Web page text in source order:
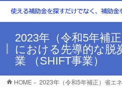
2023年（令和5年補
における先導的な脱
業 （SHIFT事業）
HOME » 2023年（令和5年補正）省エ